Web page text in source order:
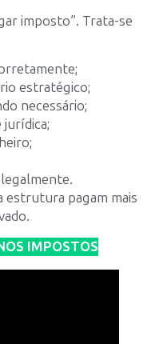
imposto”. Trata-se
estratégico;
necessário;
jurídica;
estrutura pagam mais
IMPOSTOS